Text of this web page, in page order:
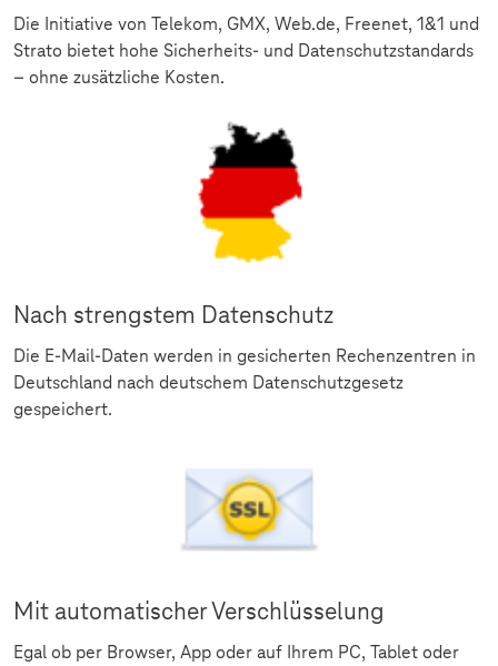
Die Initiative von Telekom, GMX, Web.de, Freenet, 1&1 und
Strato bietet hohe Sicherheits- und Datenschutzstandards
– ohne zusätzliche Kosten.
Nach strengstem Datenschutz
Die E-Mail-Daten werden in gesicherten Rechenzentren in
Deutschland nach deutschem Datenschutzgesetz
gespeichert.
Mit automatischer Verschlüsselung
Egal ob per Browser, App oder auf Ihrem PC, Tablet oder